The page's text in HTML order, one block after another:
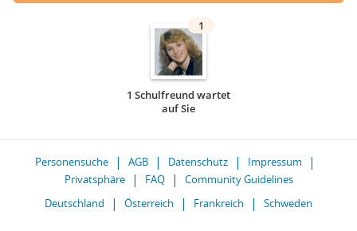
1
1 Schulfreund wartet
auf Sie
Personensuche AGB Datenschutz
Impressum
Privatsphäre
FAQ
Community Guidelines
Deutschland
Österreich Frankreich Schweden